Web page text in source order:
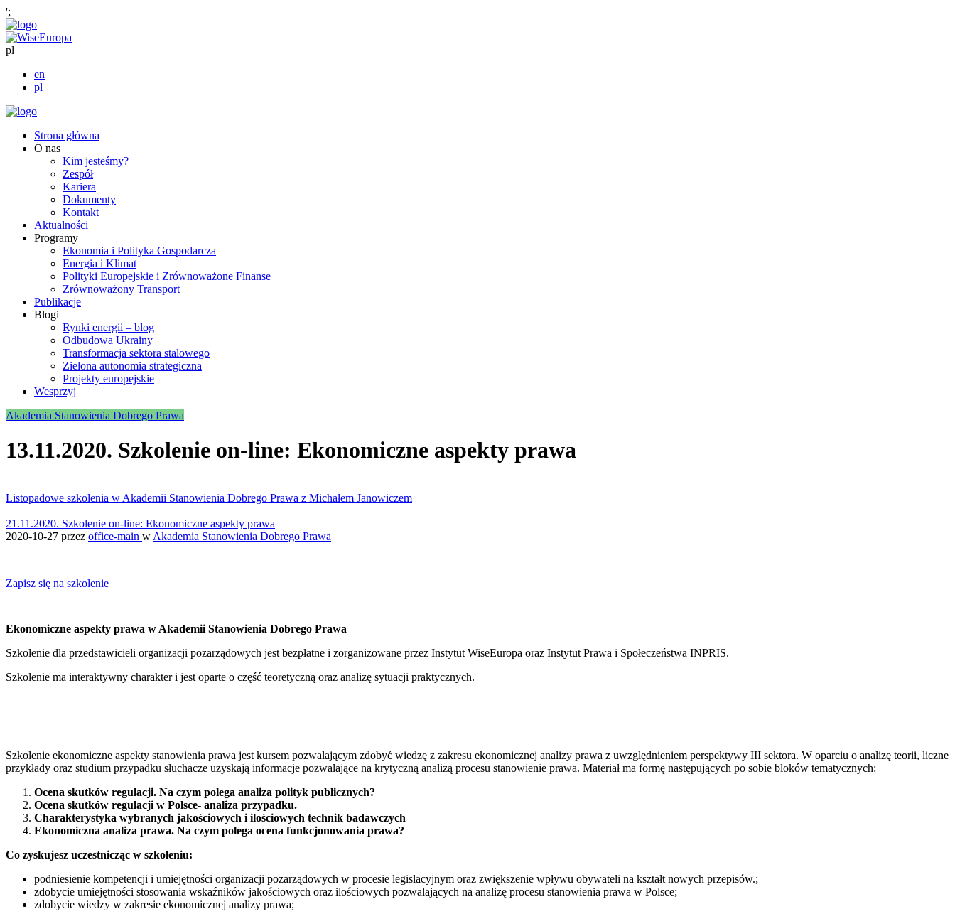
';
pl
en
pl
Strona główna
O nas
Kim jesteśmy?
Zespół
Kariera
Dokumenty
Kontakt
Aktualności
Programy
Ekonomia i Polityka Gospodarcza
Energia i Klimat
Polityki Europejskie i Zrównoważone Finanse
Zrównoważony Transport
Publikacje
Blogi
Rynki energii – blog
Odbudowa Ukrainy
Transformacja sektora stalowego
Zielona autonomia strategiczna
Projekty europejskie
Wesprzyj
Akademia Stanowienia Dobrego Prawa
13.11.2020. Szkolenie on-line: Ekonomiczne aspekty prawa
Listopadowe szkolenia w Akademii Stanowienia Dobrego Prawa z Michałem Janowiczem
21.11.2020. Szkolenie on-line: Ekonomiczne aspekty prawa
2020-10-27 przez office-main w Akademia Stanowienia Dobrego Prawa
Zapisz się na szkolenie
Ekonomiczne aspekty prawa w Akademii Stanowienia Dobrego Prawa
Szkolenie dla przedstawicieli organizacji pozarządowych jest bezpłatne i zorganizowane przez Instytut WiseEuropa oraz Instytut Prawa i Społeczeństwa INPRIS.
Szkolenie ma interaktywny charakter i jest oparte o część teoretyczną oraz analizę sytuacji praktycznych.
Szkolenie ekonomiczne aspekty stanowienia prawa jest kursem pozwalającym zdobyć wiedzę z zakresu ekonomicznej analizy prawa z uwzględnieniem perspektywy III sektora. W oparciu o analizę teorii, liczne
przykłady oraz studium przypadku słuchacze uzyskają informacje pozwalające na krytyczną analizą procesu stanowienie prawa. Materiał ma formę następujących po sobie bloków tematycznych:
Ocena skutków regulacji. Na czym polega analiza polityk publicznych?
Ocena skutków regulacji w Polsce- analiza przypadku.
Charakterystyka wybranych jakościowych i ilościowych technik badawczych
Ekonomiczna analiza prawa. Na czym polega ocena funkcjonowania prawa?
Co zyskujesz uczestnicząc w szkoleniu:
podniesienie kompetencji i umiejętności organizacji pozarządowych w procesie legislacyjnym oraz zwiększenie wpływu obywateli na kształt nowych przepisów.;
zdobycie umiejętności stosowania wskaźników jakościowych oraz ilościowych pozwalających na analizę procesu stanowienia prawa w Polsce;
zdobycie wiedzy w zakresie ekonomicznej analizy prawa;